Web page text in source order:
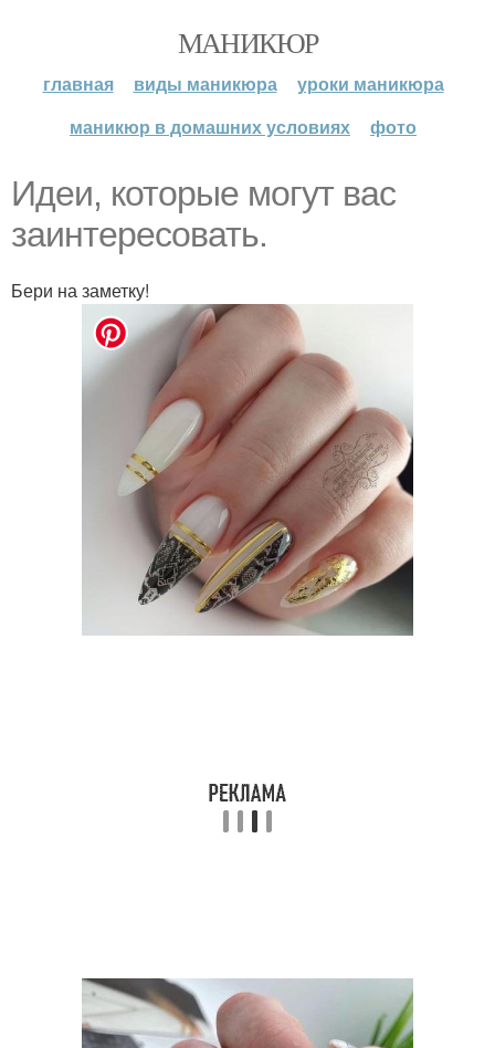
МАНИКЮР
главная виды маникюра
уроки маникюра
маникюр в домашних условиях
фото
Идеи, которые могут вас
заинтересовать.
Бери на заметку!